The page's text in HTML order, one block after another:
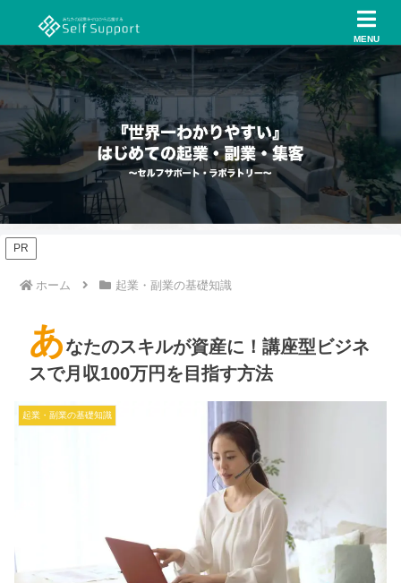
MENU
PR
ホーム 起業・副業の基礎知識
あなたのスキルが資産に！講座型ビジネ
スで月収100万円を目指す方法
起業・副業の基礎知識